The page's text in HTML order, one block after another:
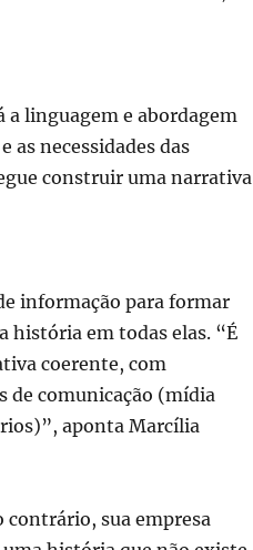
a linguagem e abordagem
as necessidades das
construir uma narrativa
informação para formar
história em todas elas. “É
coerente, com
de comunicação (mídia
aponta Marcília
contrário, sua empresa